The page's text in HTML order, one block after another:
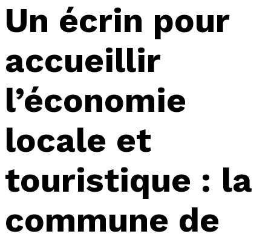
Un écrin pour
accueillir
l’économie
locale et
touristique : la
commune de